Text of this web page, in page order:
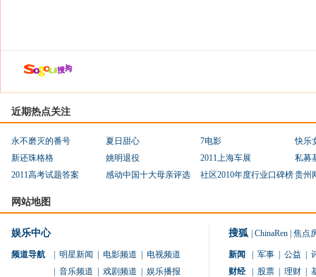
近期热点关注
永不磨灭的番号 夏日甜心 7电影
快乐
新还珠格格
姚明退役 2011上海车展
私募
2011高考试题答案
感动中国十大母亲评选 社区2010年度行业口碑榜贵州
网站地图
娱乐中心
频道导航 明星新闻 电影频道
电视频道
音乐频道 戏剧频道
娱乐播报
搜狐 ChinaRen 焦点
新闻 军事 公益
财经
股票 理财